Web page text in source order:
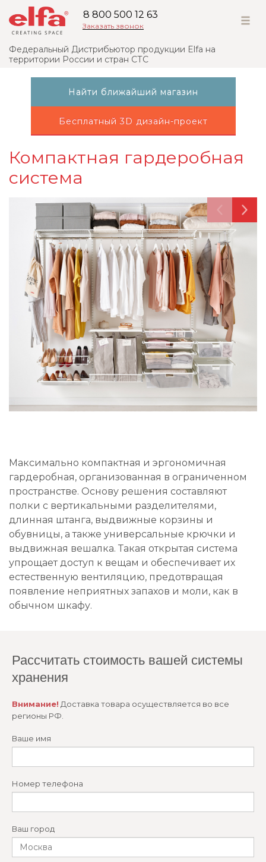
8 800 500 12 63
Заказать звонок
Федеральный Дистрибьютор продукции Elfa на
территории России и стран СТС
Найти ближайший магазин
Бесплатный 3D дизайн-проект
Компактная гардеробная
система
Максимально компактная и эргономичная
гардеробная, организованная в ограниченном
пространстве. Основу решения составляют
полки с вертикальными разделителями,
длинная штанга, выдвижные корзины и
обувницы, а также универсальные крючки и
выдвижная вешалка. Такая открытая система
упрощает доступ к вещам и обеспечивает их
естественную вентиляцию, предотвращая
появление неприятных запахов и моли, как в
обычном шкафу.
Рассчитать стоимость вашей системы
хранения
Внимание! Доставка товара осуществляется во все
регионы РФ.
Ваше имя
Номер телефона
Ваш город